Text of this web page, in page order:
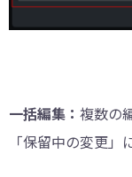
一括編集： 複数の
「保留中の変更」